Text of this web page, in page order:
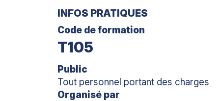
INFOS PRATIQUES
Code de formation
T105
Public
Tout personnel portant des charges
Organisé par